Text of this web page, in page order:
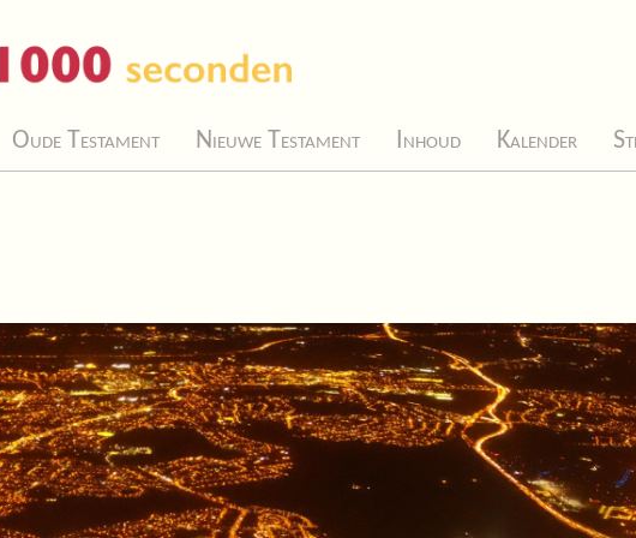
Oude Testament Nieuwe Testament Inhoud Kalender